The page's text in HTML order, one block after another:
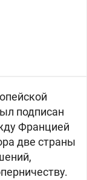
подписан
Францией
две страны